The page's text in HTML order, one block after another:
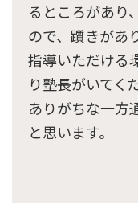
るところがあり
ので、躓きがあ
指導いただける
り塾長がいてく
ありがちな一方
と思います。